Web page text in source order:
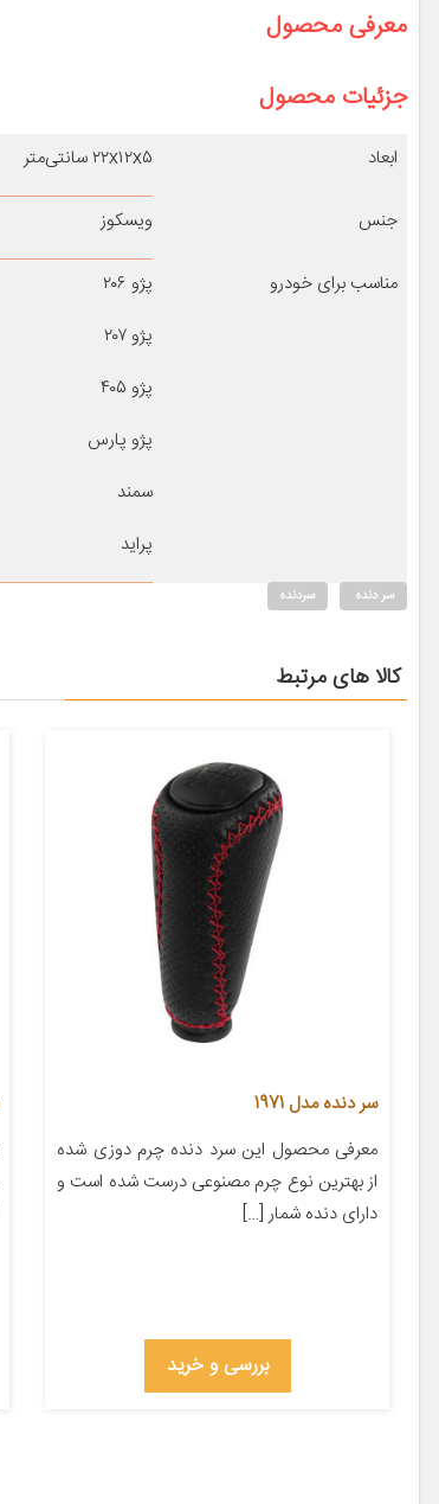
معرفی محصول
جزئیات محصول
ابعاد ۲۲x۱۲x۵ سانتی‌متر
جنس ویسکوز
مناسب برای خودرو
پژو ۲۰۶
پژو ۲۰۷
پژو ۴۰۵
پژو پارس
سمند
پراید
سر دنده سردنده
کالا های مرتبط
سر دنده مدل 1971
معرفی محصول این سرد دنده چرم دوزی شده
از بهترین نوع چرم مصنوعی درست شده است و
دارای دنده شمار […]
بررسی و خرید